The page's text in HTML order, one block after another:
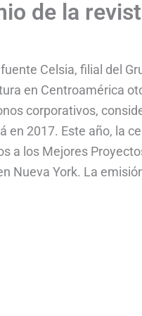
de la
Celsia, filial del
en Centroamérica
corporativos,
en 2017. Este año, la
a los Mejores
Nueva York. La